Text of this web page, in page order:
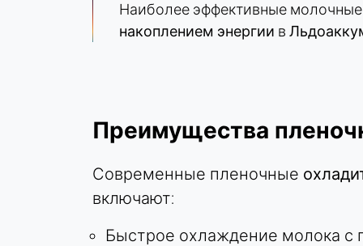
Наиболее эффективные молочные
накоплением энергии в
Преимущества
Современные пленочные
включают:
Быстрое охлаждение молока
ВНЕШНИЕ МЕДИА
Позволяет использовать контент сторонних
vuid, плеер
Vimeo, Inc.